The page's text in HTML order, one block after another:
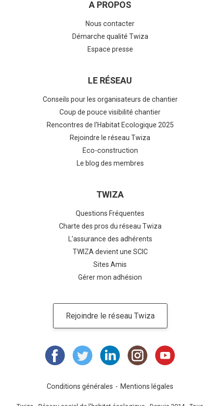
A PROPOS
Nous contacter
Démarche qualité Twiza
Espace presse
LE RÉSEAU
Conseils pour les organisateurs de chantier
Coup de pouce visibilité chantier
Rencontres de l'Habitat Ecologique 2025
Rejoindre le réseau Twiza
Eco-construction
Le blog des membres
TWIZA
Questions Fréquentes
Charte des pros du réseau Twiza
L'assurance des adhérents
TWIZA devient une SCIC
Sites Amis
Gérer mon adhésion
Rejoindre le réseau Twiza
Conditions générales Mentions légales